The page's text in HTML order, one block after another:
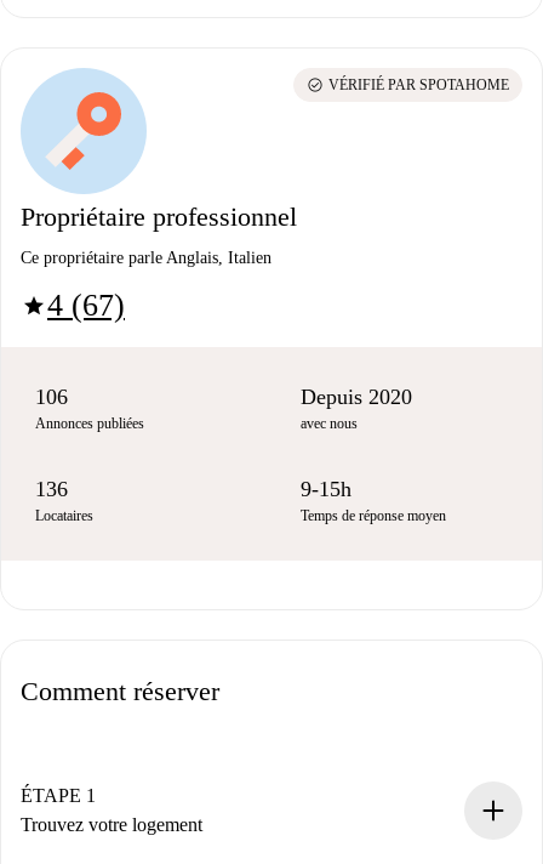
Propriétaire professionnel
Ce propriétaire parle Anglais, Italien
star4 (67)
check_circle VÉRIFIÉ PAR SPOTAHOME
106
Annonces publiées
Depuis 2020
avec nous
136
Locataires
9-15h
Temps de réponse moyen
Comment réserver
ÉTAPE 1
Trouvez votre logement